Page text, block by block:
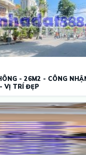
- 26M2 - CÔNG
VỊ TRÍ ĐẸP